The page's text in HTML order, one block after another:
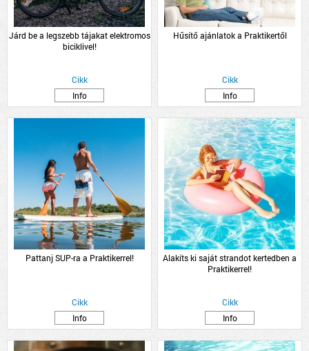
Járd be a legszebb tájakat elektromos
biciklivel!
Cikk
Info
Hűsítő ajánlatok a Praktikertől
Cikk
Info
Pattanj SUP-ra a Praktikerrel!
Cikk
Info
Alakíts ki saját strandot kertedben a
Praktikerrel!
Cikk
Info